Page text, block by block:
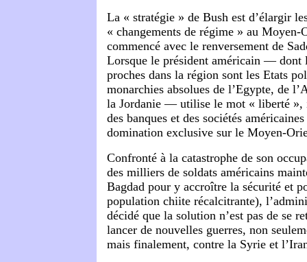
La « stratégie » de Bush est d’élargir
« changements de régime » au Moyen-
commencé avec le renversement de
Lorsque le président américain — dont
proches dans la région sont les Etats
monarchies absolues de l’Egypte, de
la Jordanie — utilise le mot « liberté »,
des banques et des sociétés
domination exclusive sur le Moyen-
Confronté à la catastrophe de son
des milliers de soldats américains
Bagdad pour y accroître la sécurité et
population chiite récalcitrante),
décidé que la solution n’est pas de se
lancer de nouvelles guerres, non
mais finalement, contre la Syrie et